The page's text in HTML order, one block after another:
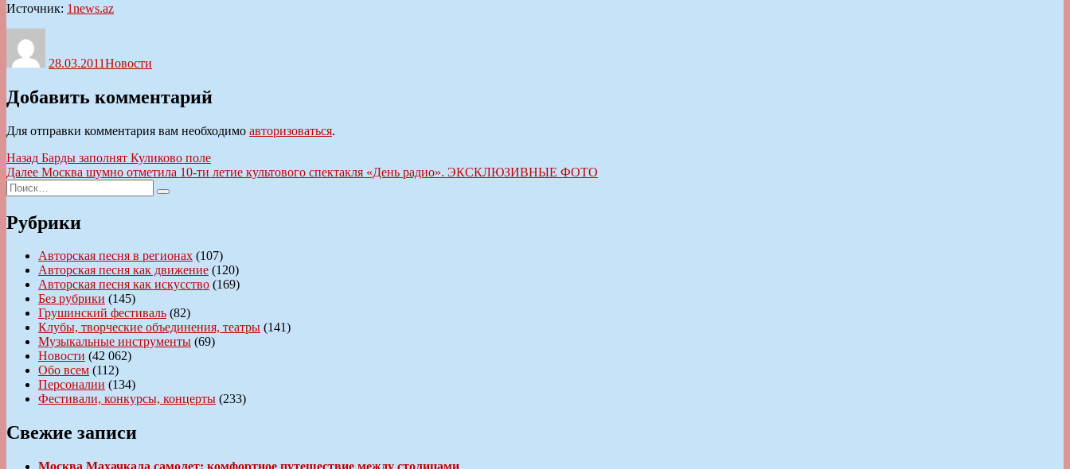
Источник: 1news.az
28.03.2011Новости
Добавить комментарий
Для отправки комментария вам необходимо авторизоваться.
Навигация
по
записям
Назад Предыдущая
запись:
Барды заполнят Куликово поле
Далее Следующая
Москва шумно отметила 10-ти летие культового спектакля «День радио». ЭКСКЛЮЗИВНЫЕ ФОТО
Искать:
Поиск
Рубрики
Авторская песня в регионах (107)
Авторская песня как движение (120)
Авторская песня как искусство (169)
Без рубрики (145)
Грушинский фестиваль (82)
Клубы, творческие объединения, театры (141)
Музыкальные инструменты (69)
Новости (42 062)
Обо всем (112)
Персоналии (134)
Фестивали, конкурсы, концерты (233)
Свежие записи